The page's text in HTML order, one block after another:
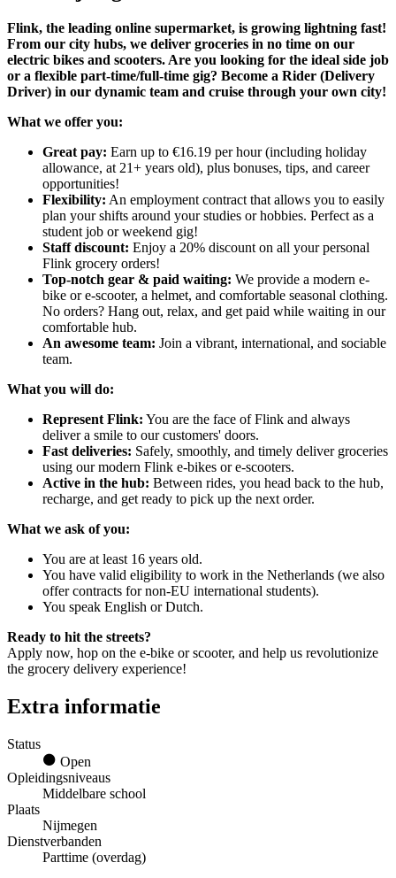
Flink, the leading online supermarket, is growing lightning fast!
From our city hubs, we deliver groceries in no time on our
electric bikes and scooters. Are you looking for the ideal side job
or a flexible part-time/full-time gig? Become a Rider (Delivery
Driver) in our dynamic team and cruise through your own city!
What we offer you:
Great pay: Earn up to €16.19 per hour (including holiday
allowance, at 21+ years old), plus bonuses, tips, and career
opportunities!
Flexibility: An employment contract that allows you to easily
plan your shifts around your studies or hobbies. Perfect as a
student job or weekend gig!
Staff discount: Enjoy a 20% discount on all your personal
Flink grocery orders!
Top-notch gear & paid waiting: We provide a modern e-
bike or e-scooter, a helmet, and comfortable seasonal clothing.
No orders? Hang out, relax, and get paid while waiting in our
comfortable hub.
An awesome team: Join a vibrant, international, and sociable
team.
What you will do:
Represent Flink: You are the face of Flink and always
deliver a smile to our customers' doors.
Fast deliveries: Safely, smoothly, and timely deliver groceries
using our modern Flink e-bikes or e-scooters.
Active in the hub: Between rides, you head back to the hub,
recharge, and get ready to pick up the next order.
What we ask of you:
You are at least 16 years old.
You have valid eligibility to work in the Netherlands (we also
offer contracts for non-EU international students).
You speak English or Dutch.
Ready to hit the streets?
Apply now, hop on the e-bike or scooter, and help us revolutionize
the grocery delivery experience!
Extra informatie
Status
Open
Opleidingsniveaus
Middelbare school
Plaats
Nijmegen
Dienstverbanden
Parttime (overdag)